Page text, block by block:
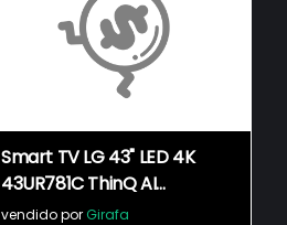
Smart TV LG 43" LED 4K
43UR781C ThinQ AI
Comando de Voz
vendido por Girafa